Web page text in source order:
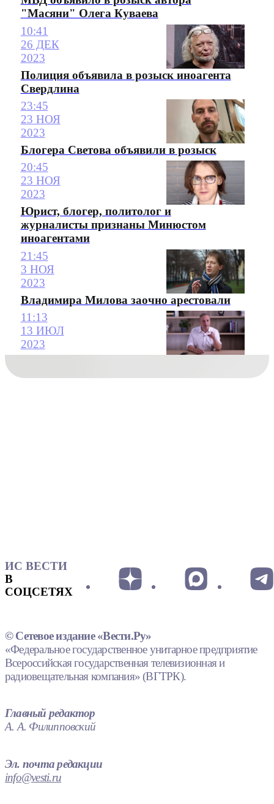
"Масяни" Олега Куваева
10:41
26 ДЕК
2023
Полиция объявила в розыск иноагента
Свердлина
23:45
23 НОЯ
2023
Блогера Светова объявили в розыск
20:45
23 НОЯ
2023
Юрист, блогер, политолог и
журналисты признаны Минюстом
иноагентами
21:45
3 НОЯ
2023
Владимира Милова заочно арестовали
11:13
13 ИЮЛ
2023
ИС ВЕСТИ
В
СОЦСЕТЯХ
© Сетевое издание «Вести.Ру»
«Федеральное государственное унитарное предприятие
Всероссийская государственная телевизионная и
радиовещательная компания» (ВГТРК).
Главный редактор
А. А. Филипповский
Эл. почта редакции
info@vesti.ru